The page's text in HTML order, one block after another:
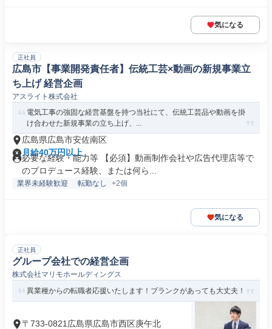
気になる
正社員
広島市【事業開発責任者】伝統工芸×動画の新規事業立
ち上げ 経営企画
アスライト株式会社
電気工事の強固な経営基盤を持つ当社にて、伝統工芸品や動画を掛
け合わせた新規事業の立ち上げ、...
広島県広島市安佐南区
月給40万円以上
必要な経験・能力等 【必須】動画制作会社や広告代理店等で
のプロデュース経験、または何ら...
業界未経験歓迎 転勤なし +2個
気になる
正社員
グループ会社での経営企画
株式会社マリモホールディングス
異業種からの転職者応援いたします！ブランクがあっても大丈夫！
〒733-0821広島県広島市西区庚午北